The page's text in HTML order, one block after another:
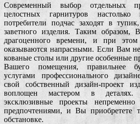
Современный выбор отдельных
целостных гарнитуров
потребители подчас заходят в
заветного изделия. Таким образом,
драгоценного времени, и при
оказываются напрасными. Если Вам
кованые столы или другие особенные
Вашего помещения, правильнее
услугами профессионального
свой собственный дизайн-проект
воплощен мастером в
эксклюзивные проекты
предпочтениями, и Вы
обстановке.